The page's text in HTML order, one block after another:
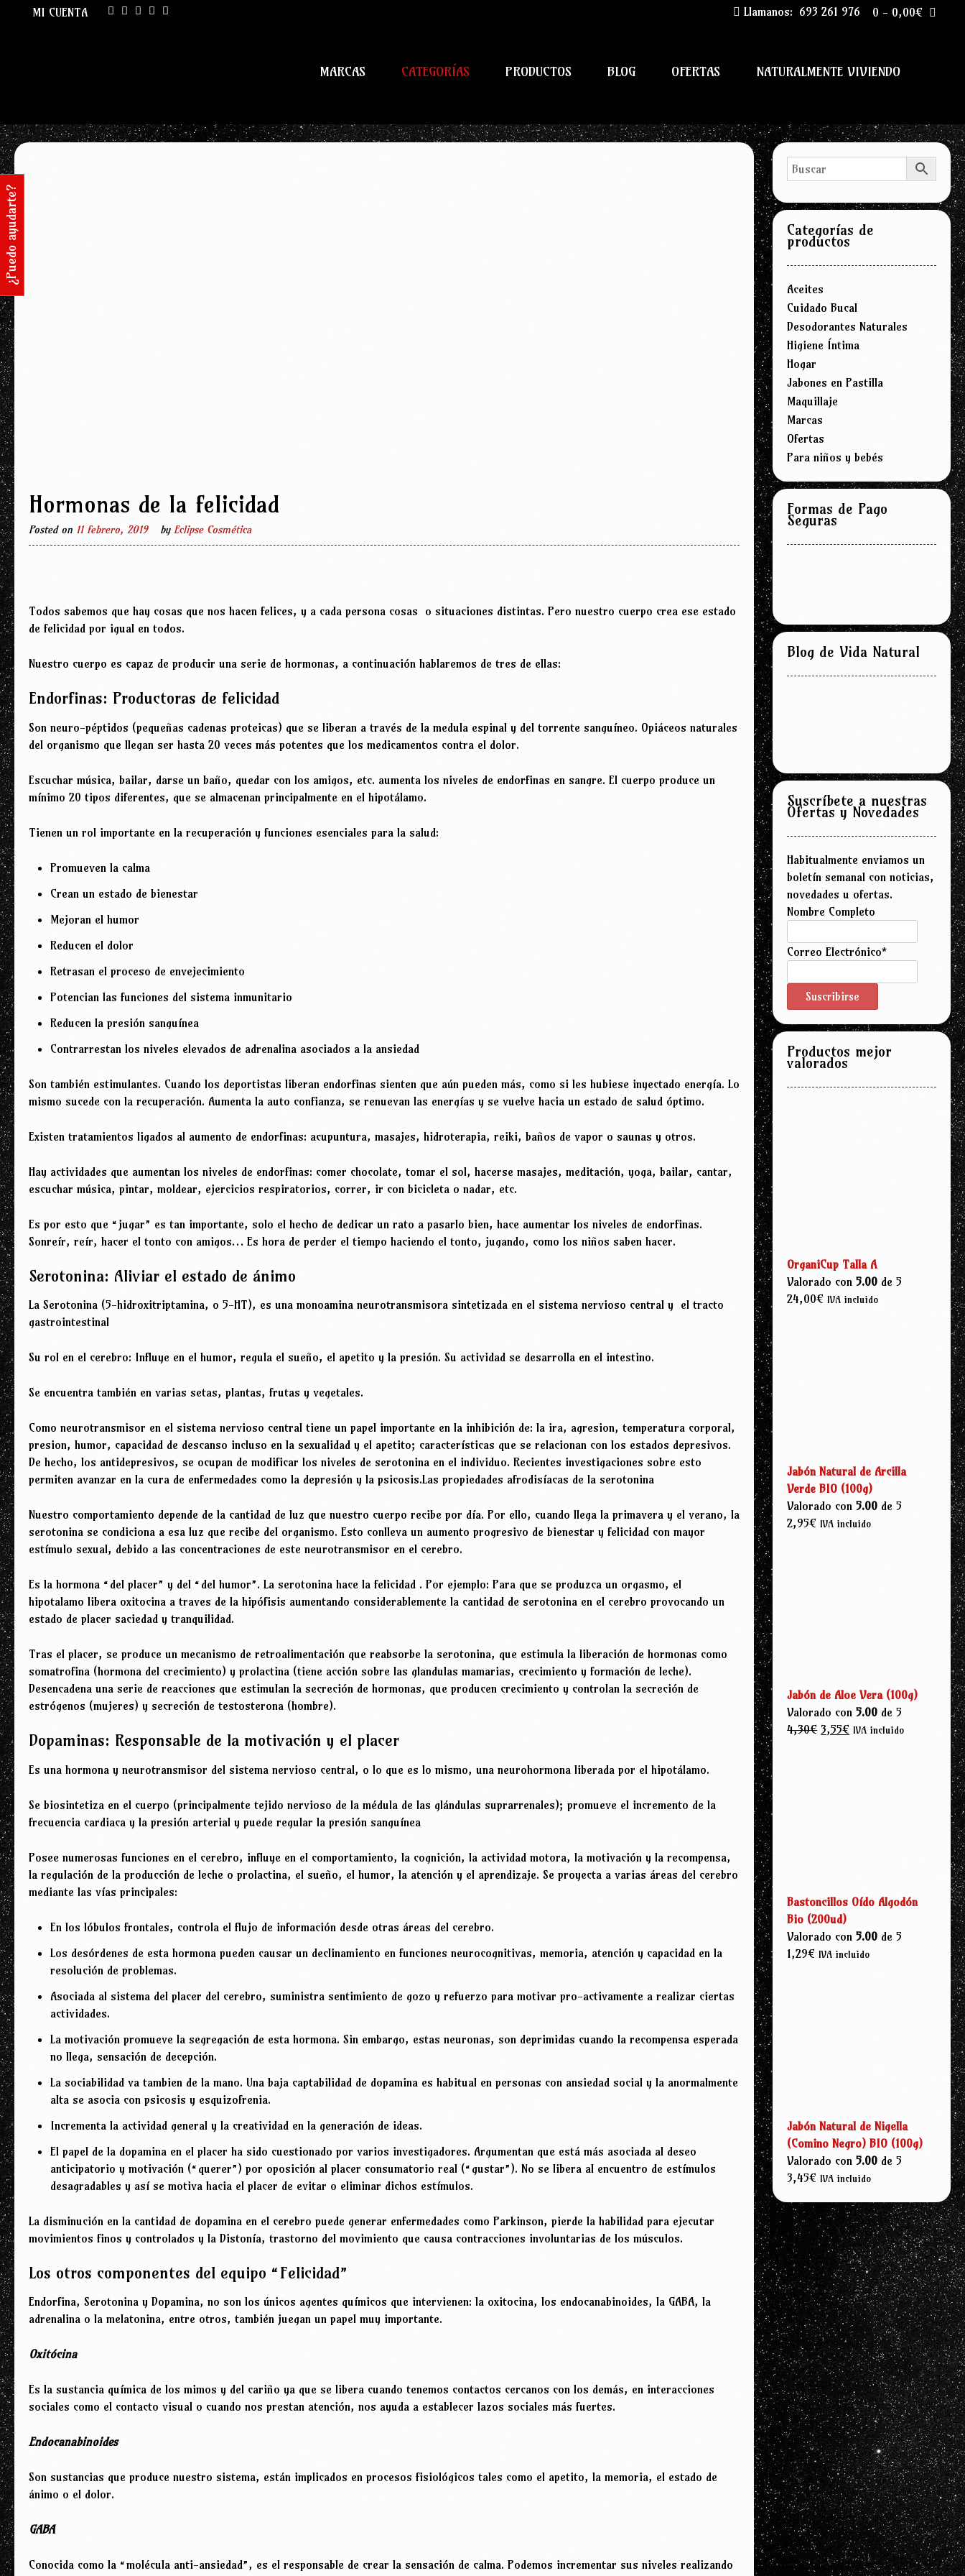
MI CUENTA Llamanos: 693 261 976 0 - 0,00€
MARCAS CATEGORÍAS PRODUCTOS BLOG OFERTAS NATURALMENTE VIVIENDO
Hormonas de la felicidad
Posted on 11 febrero, 2019 by Eclipse Cosmética
Todos sabemos que hay cosas que nos hacen felices, y a cada persona cosas o situaciones distintas. Pero nuestro cuerpo crea ese estado
de felicidad por igual en todos.
Nuestro cuerpo es capaz de producir una serie de hormonas, a continuación hablaremos de tres de ellas:
Endorfinas: Productoras de felicidad
Son neuro-péptidos (pequeñas cadenas proteicas) que se liberan a través de la medula espinal y del torrente sanguíneo. Opiáceos naturales
del organismo que llegan ser hasta 20 veces más potentes que los medicamentos contra el dolor.
Escuchar música, bailar, darse un baño, quedar con los amigos, etc. aumenta los niveles de endorfinas en sangre. El cuerpo produce un
mínimo 20 tipos diferentes, que se almacenan principalmente en el hipotálamo.
Tienen un rol importante en la recuperación y funciones esenciales para la salud:
Promueven la calma
Crean un estado de bienestar
Mejoran el humor
Reducen el dolor
Retrasan el proceso de envejecimiento
Potencian las funciones del sistema inmunitario
Reducen la presión sanguínea
Contrarrestan los niveles elevados de adrenalina asociados a la ansiedad
Son también estimulantes. Cuando los deportistas liberan endorfinas sienten que aún pueden más, como si les hubiese inyectado energía. Lo
mismo sucede con la recuperación. Aumenta la auto confianza, se renuevan las energías y se vuelve hacia un estado de salud óptimo.
Existen tratamientos ligados al aumento de endorfinas: acupuntura, masajes, hidroterapia, reiki, baños de vapor o saunas y otros.
Hay actividades que aumentan los niveles de endorfinas: comer chocolate, tomar el sol, hacerse masajes, meditación, yoga, bailar, cantar,
escuchar música, pintar, moldear, ejercicios respiratorios, correr, ir con bicicleta o nadar, etc.
Es por esto que “jugar” es tan importante, solo el hecho de dedicar un rato a pasarlo bien, hace aumentar los niveles de endorfinas.
Sonreír, reír, hacer el tonto con amigos… Es hora de perder el tiempo haciendo el tonto, jugando, como los niños saben hacer.
Serotonina: Aliviar el estado de ánimo
La Serotonina (5-hidroxitriptamina, o 5-HT), es una monoamina neurotransmisora sintetizada en el sistema nervioso central y el tracto
gastrointestinal
Su rol en el cerebro: Influye en el humor, regula el sueño, el apetito y la presión. Su actividad se desarrolla en el intestino.
Se encuentra también en varias setas, plantas, frutas y vegetales.
Como neurotransmisor en el sistema nervioso central tiene un papel importante en la inhibición de: la ira, agresion, temperatura corporal,
presion, humor, capacidad de descanso incluso en la sexualidad y el apetito; características que se relacionan con los estados depresivos.
De hecho, los antidepresivos, se ocupan de modificar los niveles de serotonina en el individuo. Recientes investigaciones sobre esto
permiten avanzar en la cura de enfermedades como la depresión y la psicosis.Las propiedades afrodisíacas de la serotonina
Nuestro comportamiento depende de la cantidad de luz que nuestro cuerpo recibe por día. Por ello, cuando llega la primavera y el verano, la
serotonina se condiciona a esa luz que recibe del organismo. Esto conlleva un aumento progresivo de bienestar y felicidad con mayor
estímulo sexual, debido a las concentraciones de este neurotransmisor en el cerebro.
Es la hormona “del placer” y del “del humor”. La serotonina hace la felicidad . Por ejemplo: Para que se produzca un orgasmo, el
hipotalamo libera oxitocina a traves de la hipófisis aumentando considerablemente la cantidad de serotonina en el cerebro provocando un
estado de placer saciedad y tranquilidad.
Tras el placer, se produce un mecanismo de retroalimentación que reabsorbe la serotonina, que estimula la liberación de hormonas como
somatrofina (hormona del crecimiento) y prolactina (tiene acción sobre las glandulas mamarias, crecimiento y formación de leche).
Desencadena una serie de reacciones que estimulan la secreción de hormonas, que producen crecimiento y controlan la secreción de
estrógenos (mujeres) y secreción de testosterona (hombre).
Dopaminas: Responsable de la motivación y el placer
Es una hormona y neurotransmisor del sistema nervioso central, o lo que es lo mismo, una neurohormona liberada por el hipotálamo.
Se biosintetiza en el cuerpo (principalmente tejido nervioso de la médula de las glándulas suprarrenales); promueve el incremento de la
frecuencia cardiaca y la presión arterial y puede regular la presión sanguínea
Posee numerosas funciones en el cerebro, influye en el comportamiento, la cognición, la actividad motora, la motivación y la recompensa,
la regulación de la producción de leche o prolactina, el sueño, el humor, la atención y el aprendizaje. Se proyecta a varias áreas del cerebro
mediante las vías principales:
En los lóbulos frontales, controla el flujo de información desde otras áreas del cerebro.
Los desórdenes de esta hormona pueden causar un declinamiento en funciones neurocognitivas, memoria, atención y capacidad en la
resolución de problemas.
Asociada al sistema del placer del cerebro, suministra sentimiento de gozo y refuerzo para motivar pro-activamente a realizar ciertas
actividades.
La motivación promueve la segregación de esta hormona. Sin embargo, estas neuronas, son deprimidas cuando la recompensa esperada
no llega, sensación de decepción.
La sociabilidad va tambien de la mano. Una baja captabilidad de dopamina es habitual en personas con ansiedad social y la anormalmente
alta se asocia con psicosis y esquizofrenia.
Incrementa la actividad general y la creatividad en la generación de ideas.
El papel de la dopamina en el placer ha sido cuestionado por varios investigadores. Argumentan que está más asociada al deseo
anticipatorio y motivación (“querer”) por oposición al placer consumatorio real (“gustar”). No se libera al encuentro de estímulos
desagradables y así se motiva hacia el placer de evitar o eliminar dichos estímulos.
La disminución en la cantidad de dopamina en el cerebro puede generar enfermedades como Parkinson, pierde la habilidad para ejecutar
movimientos finos y controlados y la Distonía, trastorno del movimiento que causa contracciones involuntarias de los músculos.
Los otros componentes del equipo “Felicidad”
Endorfina, Serotonina y Dopamina, no son los únicos agentes químicos que intervienen: la oxitocina, los endocanabinoides, la GABA, la
adrenalina o la melatonina, entre otros, también juegan un papel muy importante.
Oxitócina
Es la sustancia química de los mimos y del cariño ya que se libera cuando tenemos contactos cercanos con los demás, en interacciones
sociales como el contacto visual o cuando nos prestan atención, nos ayuda a establecer lazos sociales más fuertes.
Endocanabinoides
Son sustancias que produce nuestro sistema, están implicados en procesos fisiológicos tales como el apetito, la memoria, el estado de
ánimo o el dolor.
GABA
Conocida como la “molécula anti-ansiedad”, es el responsable de crear la sensación de calma. Podemos incrementar sus niveles realizando
Categorías de
productos
Aceites
Cuidado Bucal
Desodorantes Naturales
Higiene Íntima
Hogar
Jabones en Pastilla
Maquillaje
Marcas
Ofertas
Para niños y bebés
Formas de Pago
Seguras
Blog de Vida Natural
Suscríbete a nuestras
Ofertas y Novedades
Habitualmente enviamos un
boletín semanal con noticias,
novedades u ofertas.
Nombre Completo
Correo Electrónico*
Productos mejor
valorados
OrganiCup Talla A
Valorado con5.00 de 5
24,00€ IVA incluido
Jabón Natural de Arcilla
Verde BIO (100g)
Valorado con5.00 de 5
2,95€ IVA incluido
Jabón de Aloe Vera (100g)
Valorado con5.00 de 5
4,30€ 3,55€ IVA incluido
Bastoncillos Oído Algodón
Bio (200ud)
Valorado con5.00 de 5
1,29€ IVA incluido
Jabón Natural de Nigella
(Comino Negro) BIO (100g)
Valorado con5.00 de 5
3,45€ IVA incluido
¿Puedo ayudarte?